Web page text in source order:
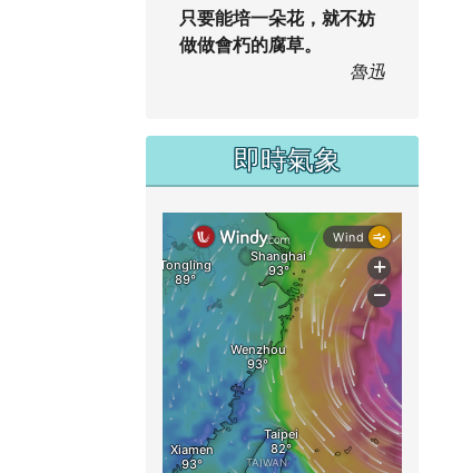
只要能培一朵花，就不妨
做做會朽的腐草。
魯迅
即時氣象